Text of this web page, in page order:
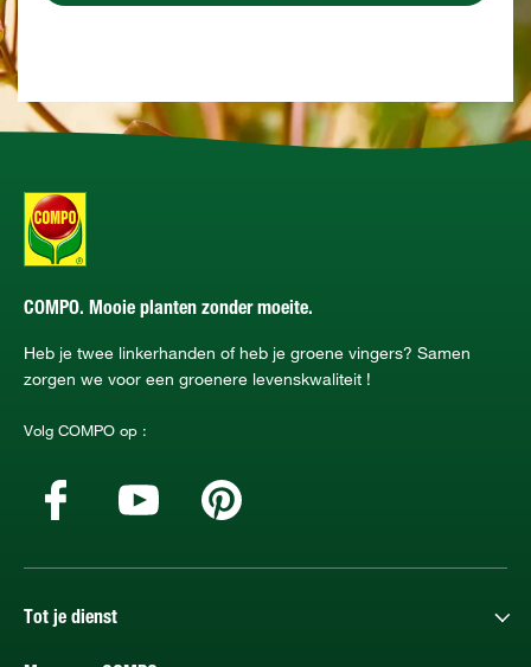
COMPO. Mooie planten zonder moeite.
Heb je twee linkerhanden of heb je groene vingers? Samen
zorgen we voor een groenere levenskwaliteit !
Volg COMPO op :
Tot je dienst